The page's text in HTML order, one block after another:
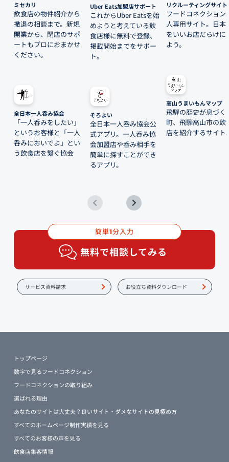
ミセカリ
飲食店の物件紹介から
撤退の相談まで。新規
開業から、閉店のサポ
ートもプロにおまかせ
ください。
全日本一人呑み協会
「一人呑みをしたい」
というお客様と「一人
呑みにおいでよ」とい
う飲食店を繋ぐ協会
Uber Eats加盟店サポート
これからUber Eatsを始
めようと考えている飲
食店様に無料で登録、
掲載開始までをサポー
ト。
そろよい
全日本一人呑み協会公
式アプリ。一人呑み協
会加盟店や呑み相手を
簡単に探すことができ
るアプリ。
リクルーティングサイト
フードコネクション
人専用サイト。日本
をいいお店だらけに
よう。
高山うまいもんマップ
飛騨の歴史が息づく
町、飛騨高山市の飲
店を紹介するサイト
簡単1分入力
無料で相談してみる
サービス資料請求 お役立ち資料ダウンロード
トップページ
数字で見るフードコネクション
フードコネクションの取り組み
選ばれる理由
あなたのサイトは大丈夫？良いサイト・ダメなサイトの見極め方
すべてのホームページ制作実績を見る
すべてのお客様の声を見る
飲食店集客情報